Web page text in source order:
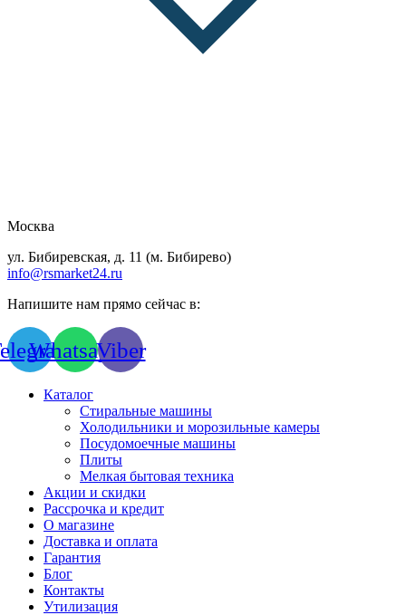
Москва
ул. Бибиревская, д. 11 (м. Бибирево)
info@rsmarket24.ru
Напишите нам прямо сейчас в:
WhatsappViber
Каталог
Стиральные машины
Холодильники и морозильные камеры
Посудомоечные машины
Плиты
Мелкая бытовая техника
Акции и скидки
Рассрочка и кредит
О магазине
Доставка и оплата
Гарантия
Блог
Контакты
Утилизация